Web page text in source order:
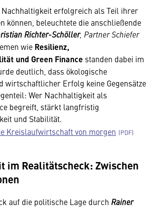
erfolgreich als Teil ihrer
können, beleuchtete die anschließende
Richter-Schöller, Partner Schiefer
wie Resilienz,
und Green Finance standen dabei im
deutlich, dass ökologische
wirtschaftlicher Erfolg keine Gegensätze
Wer Nachhaltigkeit als
begreift, stärkt langfristig
und Stabilität.
Kreislaufwirtschaft von morgen
im Realitätscheck: Zwischen
auf die politische Lage durch Rainer